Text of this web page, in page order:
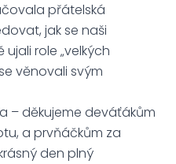
přátelská
jak se naši
role „velkých
věnovali svým
– děkujeme deváťákům
a prvňáčkům za
den plný